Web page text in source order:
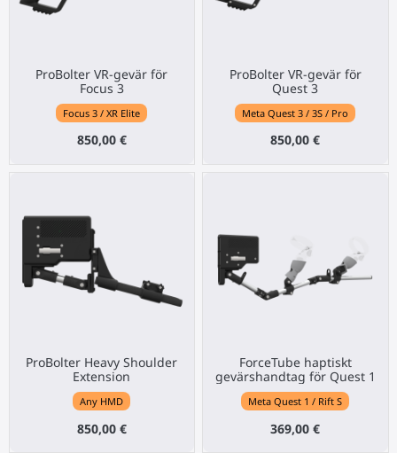
ProBolter VR-gevär för
Focus 3
Focus 3 / XR Elite
850,00 €
ProBolter VR-gevär för
Quest 3
Meta Quest 3 / 3S / Pro
850,00 €
ProBolter Heavy Shoulder
Extension
Any HMD
850,00 €
ForceTube haptiskt
gevärshandtag för Quest 1
Meta Quest 1 / Rift S
369,00 €